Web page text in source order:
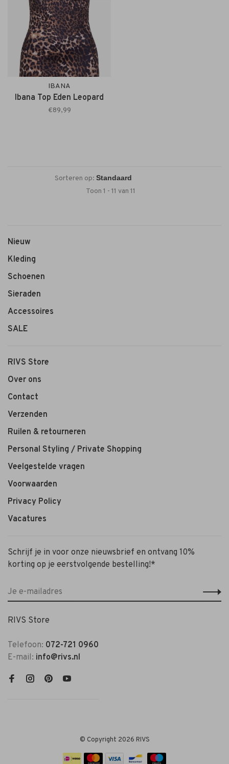
IBANA
Ibana Top Eden Leopard
€89,99
Sorteren op:
Toon 1 - 11 van 11
Nieuw
Kleding
Schoenen
Sieraden
Accessoires
SALE
RIVS Store
Over ons
Contact
Verzenden
Ruilen & retourneren
Personal Styling / Private Shopping
Veelgestelde vragen
Voorwaarden
Privacy Policy
Vacatures
Schrijf je in voor onze nieuwsbrief en ontvang 10%
korting op je eerstvolgende bestelling!*
RIVS Store
Telefoon: 072-721 0960
E-mail: info@rivs.nl
© Copyright 2026 RIVS